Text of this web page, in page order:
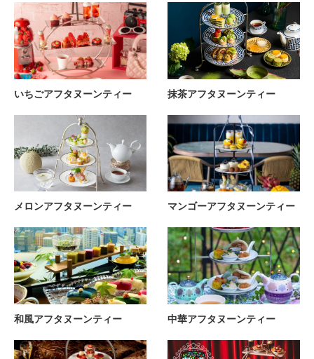
いちごアフタヌーンティー 抹茶アフタヌーンティー
メロンアフタヌーンティー マンゴーアフタヌーンティー
和風アフタヌーンティー 中華アフタヌーンティー